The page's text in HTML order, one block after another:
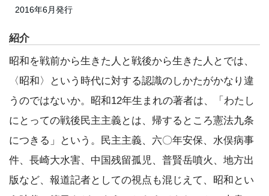
2016年6月発行
紹介
昭和を戦前から生きた人と戦後から生きた人とでは、
〈昭和〉という時代に対する認識のしかたがかなり違
うのではないか。昭和12年生まれの著者は、「わたし
にとっての戦後民主主義とは、帰するところ憲法九条
につきる」という。民主主義、六〇年安保、水俣病事
件、長崎大水害、中国残留孤児、普賢岳噴火、地方出
版など、報道記者としての視点も混じえて、昭和とい